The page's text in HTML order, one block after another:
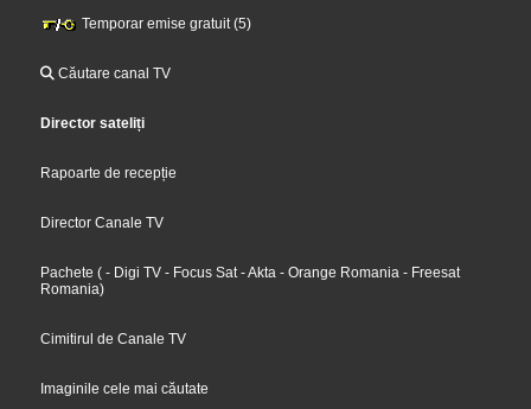
Temporar emise gratuit (5)
Căutare canal TV
Director sateliți
Rapoarte de recepție
Director Canale TV
Pachete (- Digi TV - Focus Sat- Akta - Orange Romania - Freesat
Romania)
Cimitirul de Canale TV
Imaginile cele mai căutate